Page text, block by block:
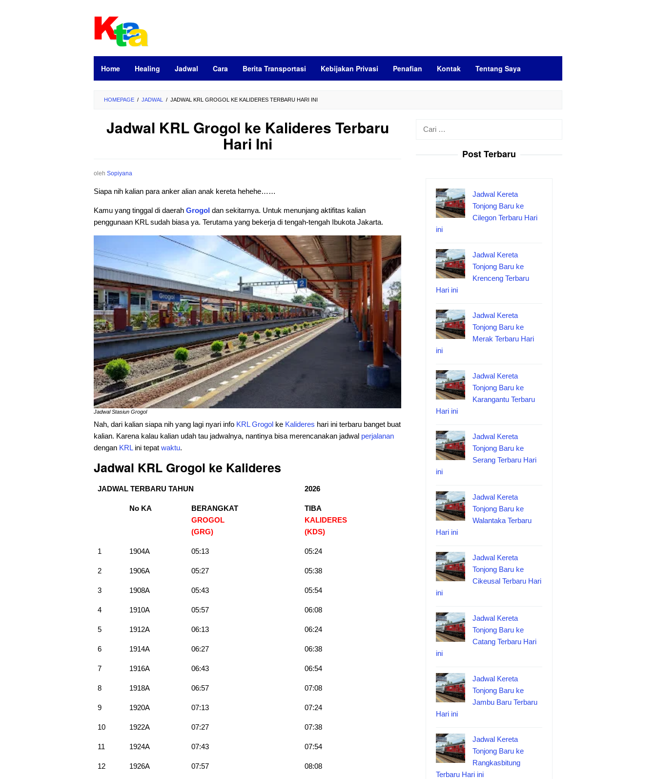
Home Healing Jadwal Cara Berita Transportasi Kebijakan Privasi Penafian Kontak Tentang Saya
HOMEPAGE / JADWAL / JADWAL KRL GROGOL KE KALIDERES TERBARU HARI INI
Jadwal KRL Grogol ke Kalideres Terbaru
Hari Ini
oleh Sopiyana
Siapa nih kalian para anker alian anak kereta hehehe……
Kamu yang tinggal di daerah Grogol dan sekitarnya. Untuk menunjang aktifitas kalian
penggunaan KRL sudah biasa ya. Terutama yang bekerja di tengah-tengah Ibukota Jakarta.
Jadwal Stasiun Grogol
Nah, dari kalian siapa nih yang lagi nyari info KRL Grogol ke Kalideres hari ini terbaru banget buat
kalian. Karena kalau kalian udah tau jadwalnya, nantinya bisa merencanakan jadwal perjalanan
dengan KRLini tepat waktu.
Jadwal KRL Grogol ke Kalideres
JADWAL TERBARU TAHUN 2026
No KA
BERANGKAT
GROGOL
(GRG)
TIBA
KALIDERES
(KDS)
1 1904A 05:13 05:24
2 1906A 05:27 05:38
3 1908A 05:43 05:54
4 1910A 05:57 06:08
5 1912A 06:13 06:24
6 1914A 06:27 06:38
7 1916A 06:43 06:54
8 1918A 06:57 07:08
9 1920A 07:13 07:24
10 1922A 07:27 07:38
11 1924A 07:43 07:54
12 1926A 07:57 08:08
Post Terbaru
Jadwal Kereta
Tonjong Baru ke
Cilegon Terbaru Hari
ini
Jadwal Kereta
Tonjong Baru ke
Krenceng Terbaru
Hari ini
Jadwal Kereta
Tonjong Baru ke
Merak Terbaru Hari
ini
Jadwal Kereta
Tonjong Baru ke
Karangantu Terbaru
Hari ini
Jadwal Kereta
Tonjong Baru ke
Serang Terbaru Hari
ini
Jadwal Kereta
Tonjong Baru ke
Walantaka Terbaru
Hari ini
Jadwal Kereta
Tonjong Baru ke
Cikeusal Terbaru Hari
ini
Jadwal Kereta
Tonjong Baru ke
Catang Terbaru Hari
ini
Jadwal Kereta
Tonjong Baru ke
Jambu Baru Terbaru
Hari ini
Jadwal Kereta
Tonjong Baru ke
Rangkasbitung
Terbaru Hari ini